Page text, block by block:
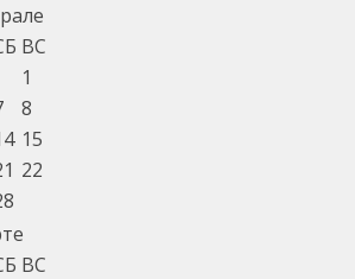
ВС
1
8
15
22
ВС